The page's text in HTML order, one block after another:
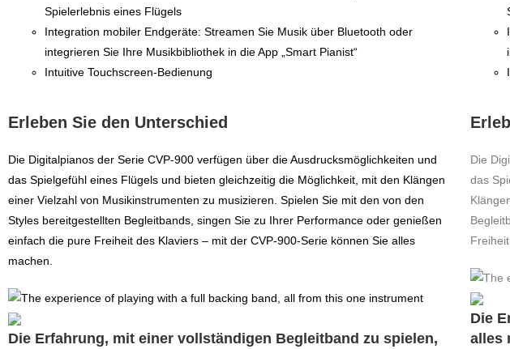
Spielerlebnis eines Flügels
Integration mobiler Endgeräte: Streamen Sie Musik über Bluetooth oder
integrieren Sie Ihre Musikbibliothek in die App „Smart Pianist“
Intuitive Touchscreen-Bedienung
Erleben Sie den Unterschied
Die Digitalpianos der Serie CVP-900 verfügen über die Ausdrucksmöglichkeiten und
das Spielgefühl eines Flügels und bieten gleichzeitig die Möglichkeit, mit den Klängen
einer Vielzahl von Musikinstrumenten zu musizieren. Spielen Sie mit den von den
Styles bereitgestellten Begleitbands, singen Sie zu Ihrer Performance oder genießen
einfach die pure Freiheit des Klaviers – mit der CVP-900-Serie können Sie alles
machen.
Die Erfahrung, mit einer vollständigen Begleitband zu spielen,
Die
das
Die
alles